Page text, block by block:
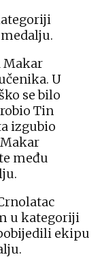
Makar
U
se bilo
Tin
izgubio
među
u kategoriji
ekipu